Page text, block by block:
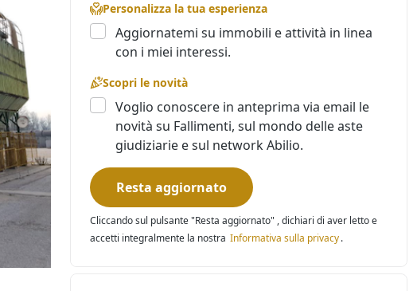
Personalizza la tua esperienza
Aggiornatemi su immobili e attività in linea
con i miei interessi.
Scopri le novità
Voglio conoscere in anteprima via email le
novità su Fallimenti, sul mondo delle aste
giudiziarie e sul network Abilio.
Resta aggiornato
Cliccando sul pulsante "Resta aggiornato" , dichiari di aver letto e
accetti integralmente la nostra Informativa sulla privacy.